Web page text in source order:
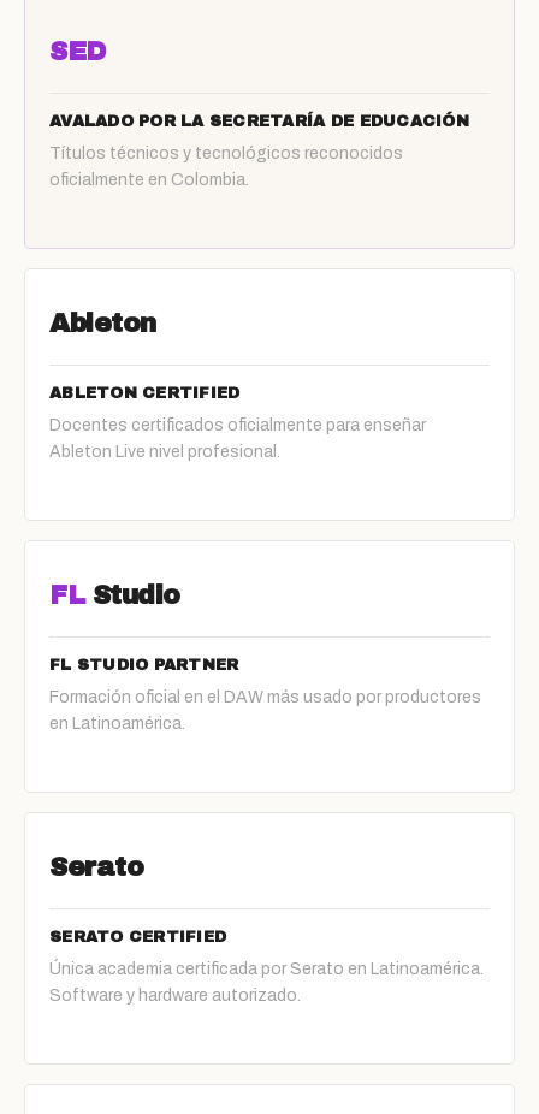
SED
AVALADO POR LA SECRETARÍA DE EDUCACIÓN
Títulos técnicos y tecnológicos reconocidos
oficialmente en Colombia.
Ableton
ABLETON CERTIFIED
Docentes certificados oficialmente para enseñar
Ableton Live nivel profesional.
FLStudio
FL STUDIO PARTNER
Formación oficial en el DAW más usado por productores
en Latinoamérica.
Serato
SERATO CERTIFIED
Única academia certificada por Serato en Latinoamérica.
Software y hardware autorizado.